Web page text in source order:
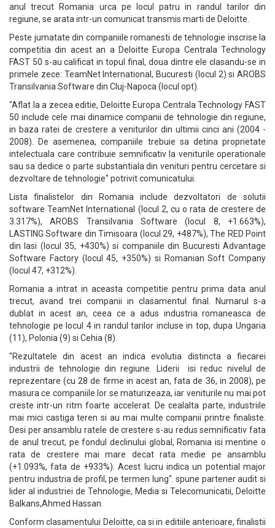
anul trecut Romania urca pe locul patru in randul tarilor din
regiune, se arata intr-un comunicat transmis marti de Deloitte.
Peste jumatate din companiile romanesti de tehnologie inscrise la
competitia din acest an a Deloitte Europa Centrala Technology
FAST 50 s-au calificat in topul final, doua dintre ele clasandu-se in
primele zece: TeamNet International, Bucuresti (locul 2) si AROBS
Transilvania Software din Cluj-Napoca (locul opt).
"Aflat la a zecea editie, Deloitte Europa Centrala Technology FAST
50 include cele mai dinamice companii de tehnologie din regiune,
in baza ratei de crestere a veniturilor din ultimii cinci ani (2004 -
2008). De asemenea, companiile trebuie sa detina proprietate
intelectuala care contribuie semnificativ la veniturile operationale
sau sa dedice o parte substantiala din venituri pentru cercetare si
dezvoltare de tehnologie" potrivit comunicatului.
Lista finalistelor din Romania include dezvoltatori de solutii
software TeamNet International (locul 2, cu o rata de crestere de
3.317%), AROBS Transilvania Software (locul 8, +1.663%),
LASTING Software din Timisoara (locul 29, +487%), The RED Point
din Iasi (locul 35, +430%) si companiile din Bucuresti Advantage
Software Factory (locul 45, +350%) si Romanian Soft Company
(locul 47, +312%).
Romania a intrat in aceasta competitie pentru prima data anul
trecut, avand trei companii in clasamentul final. Numarul s-a
dublat in acest an, ceea ce a adus industria romaneasca de
tehnologie pe locul 4 in randul tarilor incluse in top, dupa Ungaria
(11), Polonia (9) si Cehia (8).
"Rezultatele din acest an indica evolutia distincta a fiecarei
industrii de tehnologie din regiune. Liderii isi reduc nivelul de
reprezentare (cu 28 de firme in acest an, fata de 36, in 2008), pe
masura ce companiile lor se maturizeaza, iar veniturile nu mai pot
creste intr-un ritm foarte accelerat. De cealalta parte, industriile
mai mici castiga teren si au mai multe companii printre finaliste.
Desi per ansamblu ratele de crestere s-au redus semnificativ fata
de anul trecut, pe fondul declinului global, Romania isi mentine o
rata de crestere mai mare decat rata medie pe ansamblu
(+1.093%, fata de +933%). Acest lucru indica un potential major
pentru industria de profil, pe termen lung". spune partener audit si
lider al industriei de Tehnologie, Media si Telecomunicatii, Deloitte
Balkans,Ahmed Hassan.
Conform clasamentului Deloitte, ca si in editiile anterioare, finalistii